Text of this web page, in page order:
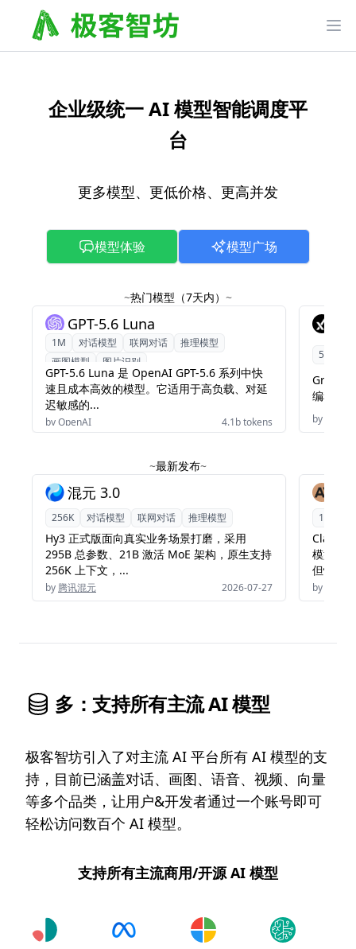
企业级统一 AI 模型智能调度平
台
更多模型、更低价格、更高并发
模型体验 模型广场
~热门模型（7天内） ~
GPT-5.6 Luna
1M 对话模型 联网对话
推理模型
画图模型
图片识别
GPT-5.6 Luna 是 OpenAI GPT-5.6 系列中快
速且成本高效的模型。它适用于高负载、对延
迟敏感的...
byOpenAI 4.1b tokens
500K
Grok
编程、
by
~最新发布~
混元 3.0
256K 对话模型 联网对话 推理模型
Hy3 正式版面向真实业务场景打磨，采用
295B 总参数、21B 激活 MoE 架构，原生支持
256K 上下文，...
by 腾讯混元 2026-07-27
1M
Claude
模型，
但性能...
by
多：支持所有主流 AI 模型
极客智坊引入了对主流 AI 平台所有 AI 模型的支
持，目前已涵盖对话、画图、语音、视频、向量
等多个品类，让用户&开发者通过一个账号即可
轻松访问数百个 AI 模型。
支持所有主流商用/开源 AI 模型